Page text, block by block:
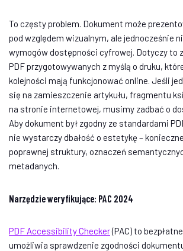
To częsty problem. Dokument może
pod względem wizualnym, ale jednocześnie
wymogów dostępności cyfrowej. Dotyczy to
PDF przygotowywanych z myślą o druku,
kolejności mają funkcjonować online. Jeśli
się na zamieszczenie artykułu, fragmentu
na stronie internetowej, musimy zadbać o
Aby dokument był zgodny ze standardami
nie wystarczy dbałość o estetykę –
poprawnej struktury, oznaczeń
metadanych.
Narzędzie weryfikujące: PAC 2024
PDF Accessibility Checker(PAC) to
umożliwia sprawdzenie zgodności